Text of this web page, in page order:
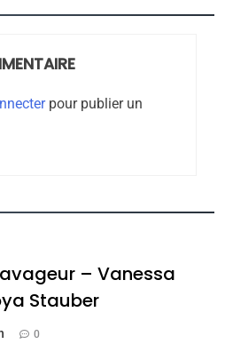
pour publier un
– Vanessa
Stauber
0
l’année la plus
d’ADL contre
ISRAÉL
Dvir
Hadida